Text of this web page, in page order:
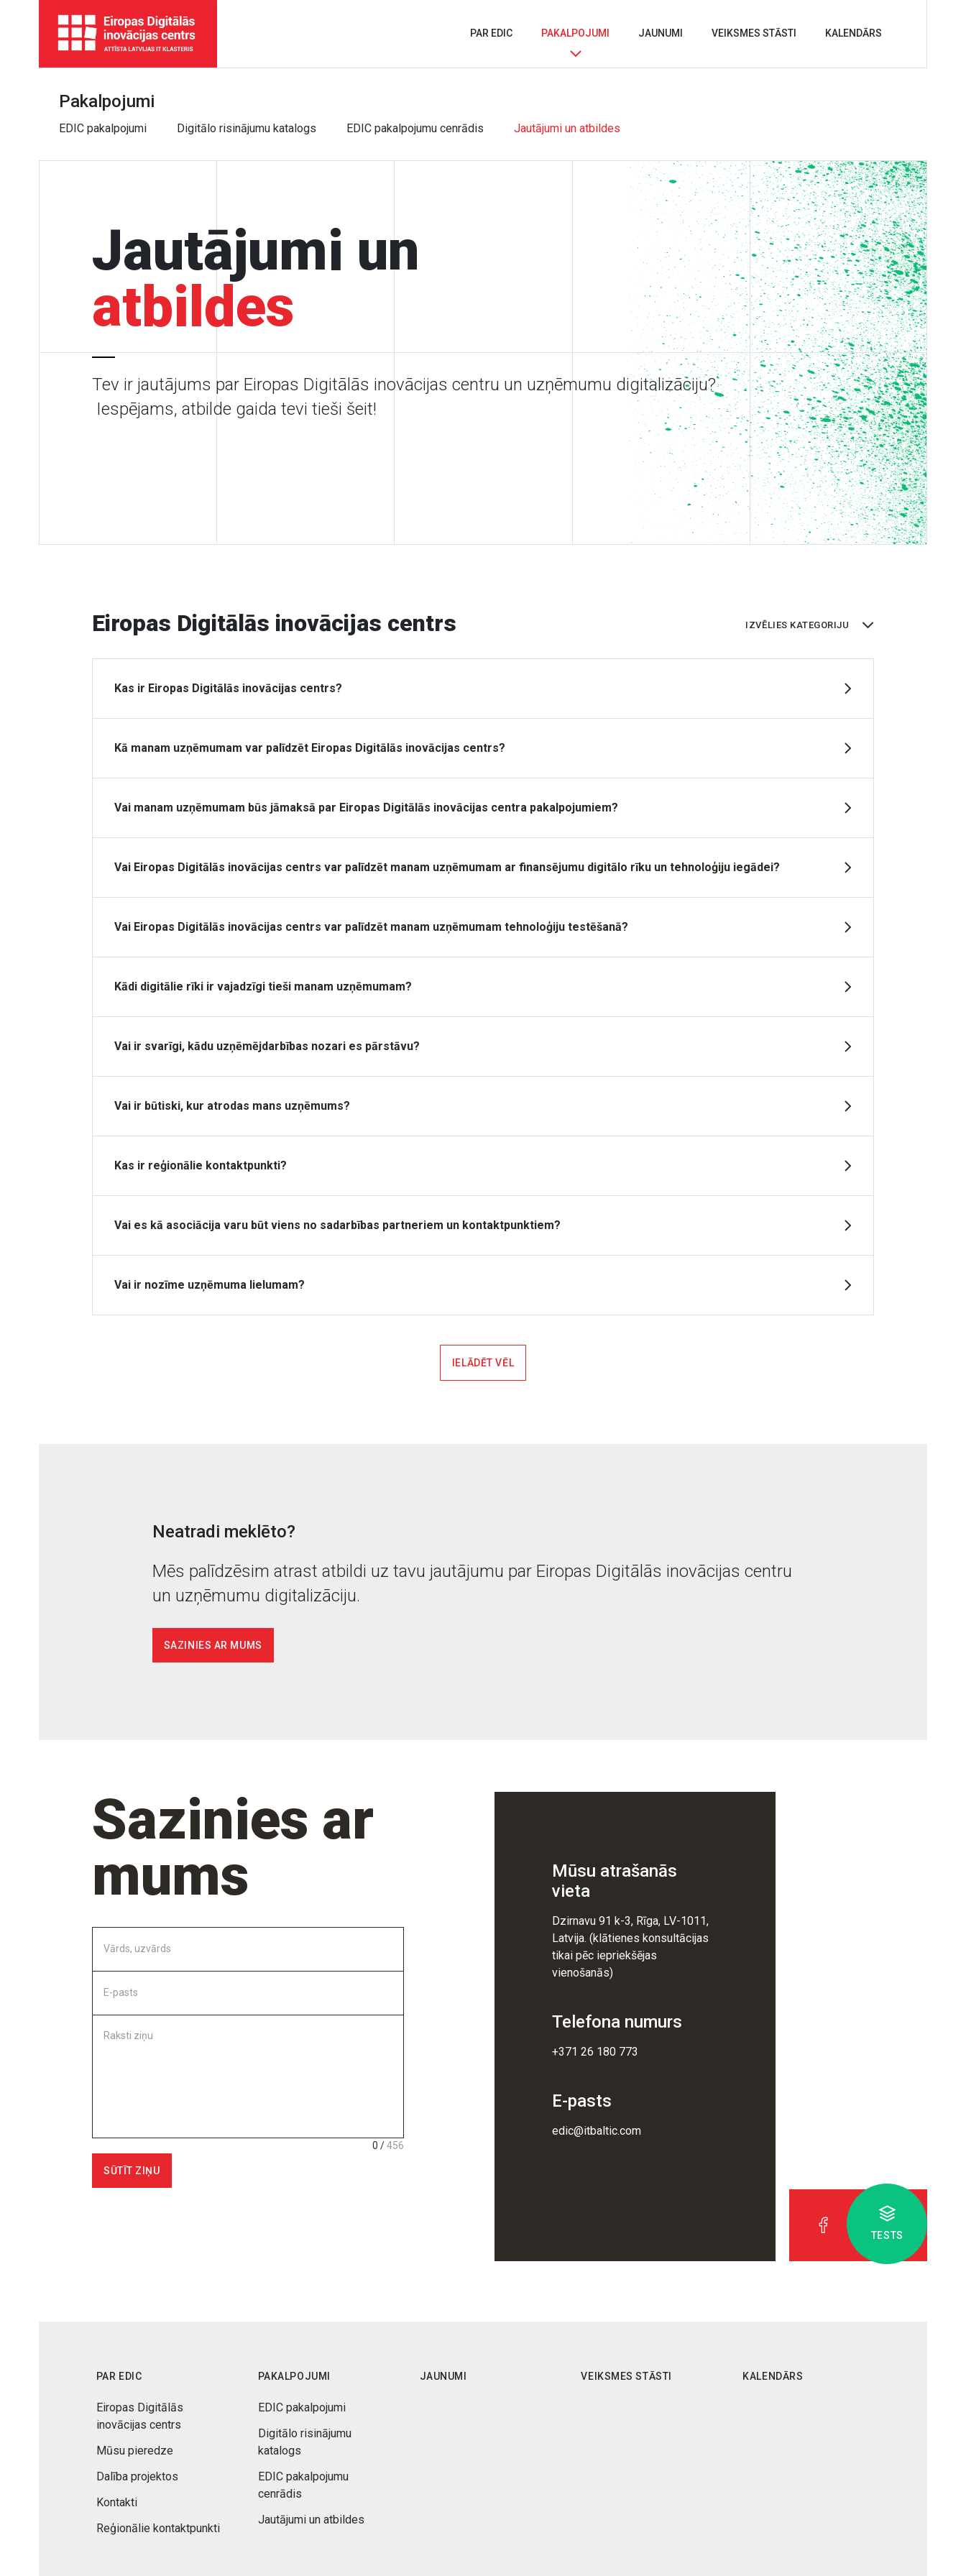
PAR EDIC PAKALPOJUMI JAUNUMI VEIKSMES STĀSTI KALENDĀRS
Pakalpojumi
EDIC pakalpojumi Digitālo risinājumu katalogs EDIC pakalpojumu cenrādis Jautājumi un atbildes
Jautājumi un
atbildes
Tev ir jautājums par Eiropas Digitālās inovācijas centru un uzņēmumu digitalizāciju?
Iespējams, atbilde gaida tevi tieši šeit!
IZVĒLIES KATEGORIJU
Eiropas Digitālās inovācijas centrs
Kas ir Eiropas Digitālās inovācijas centrs?
Kā manam uzņēmumam var palīdzēt Eiropas Digitālās inovācijas centrs?
Vai manam uzņēmumam būs jāmaksā par Eiropas Digitālās inovācijas centra pakalpojumiem?
Vai Eiropas Digitālās inovācijas centrs var palīdzēt manam uzņēmumam ar finansējumu digitālo rīku un tehnoloģiju iegādei?
Vai Eiropas Digitālās inovācijas centrs var palīdzēt manam uzņēmumam tehnoloģiju testēšanā?
Kādi digitālie rīki ir vajadzīgi tieši manam uzņēmumam?
Vai ir svarīgi, kādu uzņēmējdarbības nozari es pārstāvu?
Vai ir būtiski, kur atrodas mans uzņēmums?
Kas ir reģionālie kontaktpunkti?
Vai es kā asociācija varu būt viens no sadarbības partneriem un kontaktpunktiem?
Vai ir nozīme uzņēmuma lielumam?
IELĀDĒT VĒL
Neatradi meklēto?
Mēs palīdzēsim atrast atbildi uz tavu jautājumu par Eiropas Digitālās inovācijas centru
un uzņēmumu digitalizāciju.
SAZINIES AR MUMS
Sazinies ar
mums
Vārds, uzvārds
E-pasts
Raksti ziņu
0 /456
SŪTĪT ZIŅU
Mūsu atrašanās
vieta
Dzirnavu 91 k-3, Rīga, LV-1011,
Latvija. (klātienes konsultācijas
tikai pēc iepriekšējas
vienošanās)
Telefona numurs
+371 26 180 773
E-pasts
edic@itbaltic.com
TESTS
PAR EDIC
Eiropas Digitālās
inovācijas centrs
Mūsu pieredze
Dalība projektos
Kontakti
Reģionālie kontaktpunkti
PAKALPOJUMI
EDIC pakalpojumi
Digitālo risinājumu
katalogs
EDIC pakalpojumu
cenrādis
Jautājumi un atbildes
JAUNUMI VEIKSMES STĀSTI KALENDĀRS